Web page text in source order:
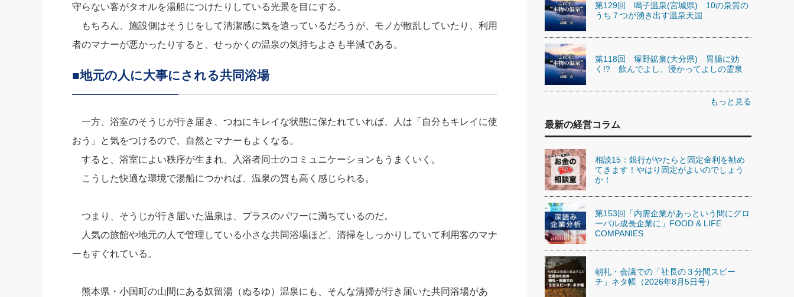
守らない客がタオルを湯船につけたりしている光景を目にする。
もちろん、施設側はそうじをして清潔感に気を遣っているだろうが、モノが散乱していたり、利用
者のマナーが悪かったりすると、せっかくの温泉の気持ちよさも半減である。
■地元の人に大事にされる共同浴場
一方、浴室のそうじが行き届き、つねにキレイな状態に保たれていれば、人は「自分もキレイに使
おう」と気をつけるので、自然とマナーもよくなる。
すると、浴室によい秩序が生まれ、入浴者同士のコミュニケーションもうまくいく。
こうした快適な環境で湯船につかれば、温泉の質も高く感じられる。
つまり、そうじが行き届いた温泉は、プラスのパワーに満ちているのだ。
人気の旅館や地元の人で管理している小さな共同浴場ほど、清掃をしっかりしていて利用客のマナ
ーもすぐれている。
熊本県・小国町の山間にある奴留湯（ぬるゆ）温泉にも、そんな清掃が行き届いた共同浴場があ
第129回 鳴子温泉(宮城県) 10の泉質の
うち７つが湧き出す温泉天国
第118回 塚野鉱泉(大分県) 胃腸に効
く!? 飲んでよし、浸かってよしの霊泉
もっと見る
最新の経営コラム
相談15：銀行がやたらと固定金利を勧め
てきます！やはり固定がよいのでしょう
か！
第153回「内需企業があっという間にグロ
ーバル成長企業に」FOOD & LIFE
COMPANIES
朝礼・会議での「社長の３分間スピー
チ」ネタ帳（2026年8月5日号）